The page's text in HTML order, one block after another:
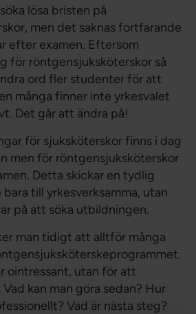
lösa bristen på
men det saknas fortfarande
efter examen. Eftersom
för röntgensjuksköterskor så
ord fler studenter för att
många finner inte yrkesvalet
Det går att ändra på!
för sjuksköterskor finns i dag
men för röntgensjuksköterskor
Detta skickar en tydlig
till yrkesverksamma, utan
på att söka utbildningen.
man tidigt att alltför många
ointressant, utan för att
kan man göra sedan? Hur
Vad är nästa steg?